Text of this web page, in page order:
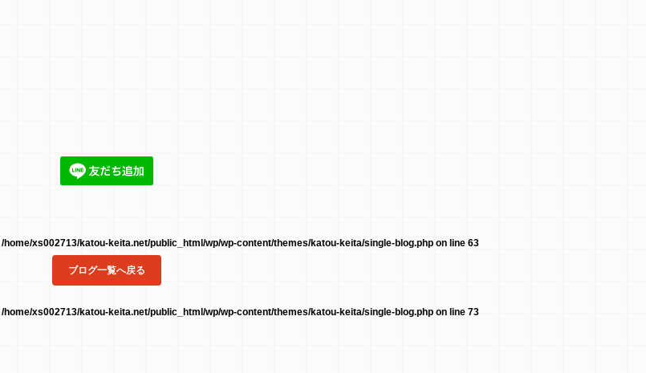
/home/xs002713/katou-keita.net/public_html/wp/wp-content/themes/katou-keita/single-blog.phpon line 63
ブログ一覧へ戻る
/home/xs002713/katou-keita.net/public_html/wp/wp-content/themes/katou-keita/single-blog.phpon line 73